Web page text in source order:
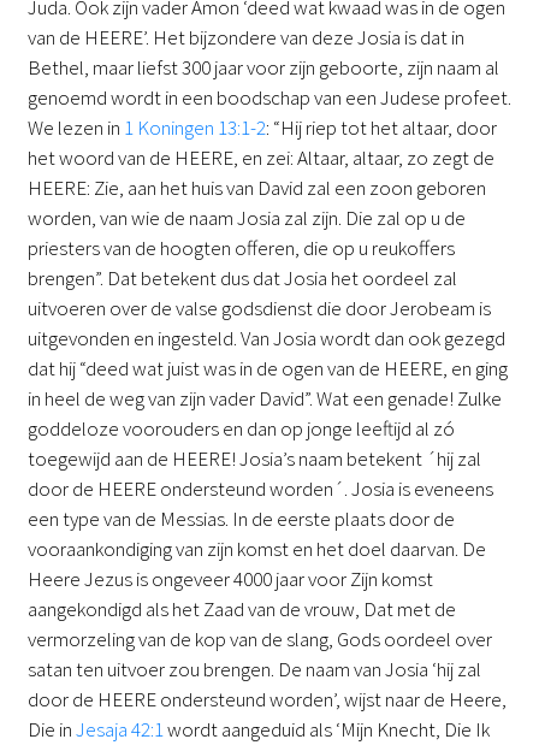
Juda. Ook zijn vader Amon ‘deed wat kwaad was in de ogen
van de HEERE’. Het bijzondere van deze Josia is dat in
Bethel, maar liefst 300 jaar voor zijn geboorte, zijn naam al
genoemd wordt in een boodschap van een Judese profeet.
We lezen in 1 Koningen 13:1-2: “Hij riep tot het altaar, door
het woord van de HEERE, en zei: Altaar, altaar, zo zegt de
HEERE: Zie, aan het huis van David zal een zoon geboren
worden, van wie de naam Josia zal zijn. Die zal op u de
priesters van de hoogten offeren, die op u reukoffers
brengen”. Dat betekent dus dat Josia het oordeel zal
uitvoeren over de valse godsdienst die door Jerobeam is
uitgevonden en ingesteld. Van Josia wordt dan ook gezegd
dat hij “deed wat juist was in de ogen van de HEERE, en ging
in heel de weg van zijn vader David”. Wat een genade! Zulke
goddeloze voorouders en dan op jonge leeftijd al zó
toegewijd aan de HEERE! Josia’s naam betekent ´hij zal
door de HEERE ondersteund worden´. Josia is eveneens
een type van de Messias. In de eerste plaats door de
vooraankondiging van zijn komst en het doel daarvan. De
Heere Jezus is ongeveer 4000 jaar voor Zijn komst
aangekondigd als het Zaad van de vrouw, Dat met de
vermorzeling van de kop van de slang, Gods oordeel over
satan ten uitvoer zou brengen. De naam van Josia ‘hij zal
door de HEERE ondersteund worden’, wijst naar de Heere,
Die inJesaja 42:1wordt aangeduid als ‘Mijn Knecht, Die Ik